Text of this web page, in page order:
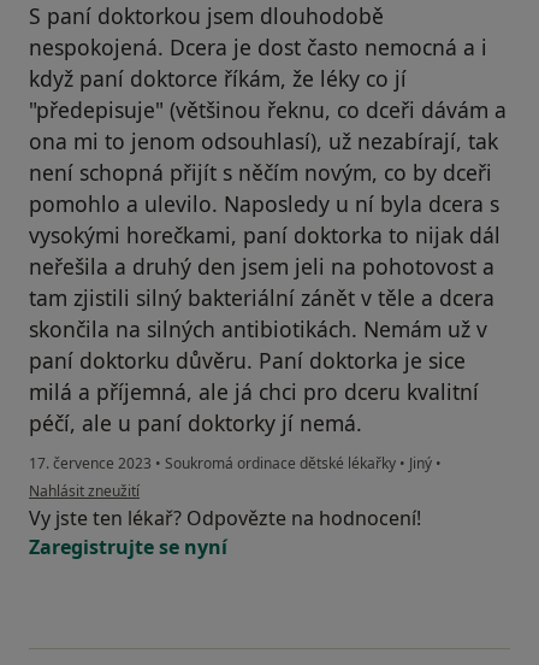
S paní doktorkou jsem dlouhodobě
nespokojená. Dcera je dost často nemocná a i
když paní doktorce říkám, že léky co jí
"předepisuje" (většinou řeknu, co dceři dávám a
ona mi to jenom odsouhlasí), už nezabírají, tak
není schopná přijít s něčím novým, co by dceři
pomohlo a ulevilo. Naposledy u ní byla dcera s
vysokými horečkami, paní doktorka to nijak dál
neřešila a druhý den jsem jeli na pohotovost a
tam zjistili silný bakteriální zánět v těle a dcera
skončila na silných antibiotikách. Nemám už v
paní doktorku důvěru. Paní doktorka je sice
milá a příjemná, ale já chci pro dceru kvalitní
péčí, ale u paní doktorky jí nemá.
17. července 2023 • Soukromá ordinace dětské lékařky • Jiný •
podle názoru uživatele S.E.
Nahlásit zneužití
Vy jste ten lékař? Odpovězte na hodnocení!
Zaregistrujte se nyní